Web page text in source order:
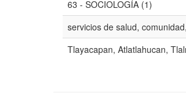
63 - SOCIOLOGÍA (1)
servicios de salud,
Tlayacapan, Atlatlahucan,